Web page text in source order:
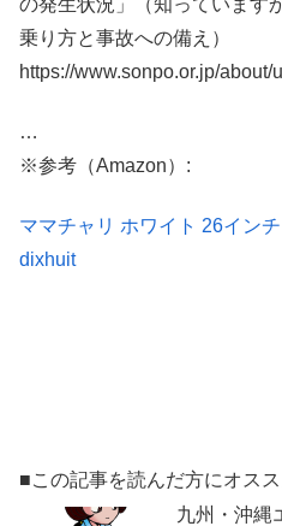
乗り方と事故への備え）
https://www.sonpo.or.jp/about/
…
※参考（Amazon）:
ママチャリ ホワイト 26イン
dixhuit
■この記事を読んだ方にオス
九州・沖縄